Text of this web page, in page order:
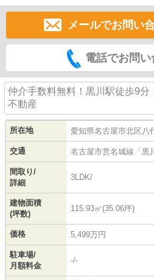
メールでお問い
電話でお問
仲介手数料無料！黒川駅徒歩9分
不動産
所在地 愛知県名古屋市北区 八
交通 名古屋市営名城線 「 黒川
間取り/
詳細
3LDK/
建物面積
(坪数)
115.93㎡(35.06坪)
価格 5,499万円
駐車場/
月額料金
-/-